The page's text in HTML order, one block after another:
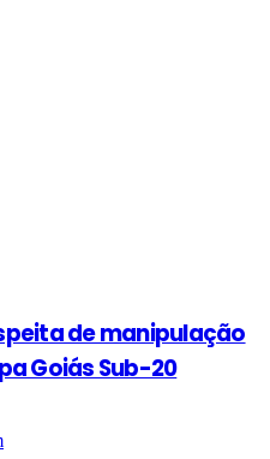
de manipulação
Goiás Sub-20